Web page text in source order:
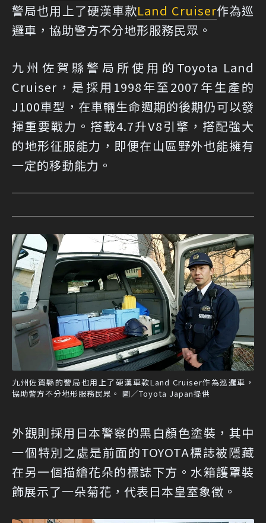
警局也用上了硬漢車款Land Cruiser作為巡
邏車，協助警方不分地形服務民眾。
九州佐賀縣警局所使用的Toyota Land
Cruiser，是採用1998年至2007年生產的
J100車型，在車輛生命週期的後期仍可以發
揮重要戰力。搭載4.7升V8引擎，搭配強大
的地形征服能力，即便在山區野外也能擁有
一定的移動能力。
九州佐賀縣的警局也用上了硬漢車款Land Cruiser作為巡邏車，
協助警方不分地形服務民眾。 圖／Toyota Japan提供
外觀則採用日本警察的黑白顏色塗裝，其中
一個特別之處是前面的TOYOTA標誌被隱藏
在另一個描繪花朵的標誌下方。水箱護罩裝
飾展示了一朵菊花，代表日本皇室象徵。